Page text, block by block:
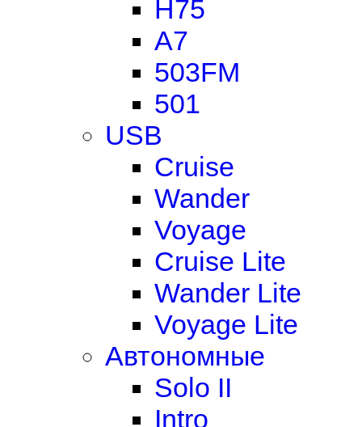
H75
A7
503FM
501
USB
Cruise
Wander
Voyage
Cruise Lite
Wander Lite
Voyage Lite
Автономные
Solo II
Intro